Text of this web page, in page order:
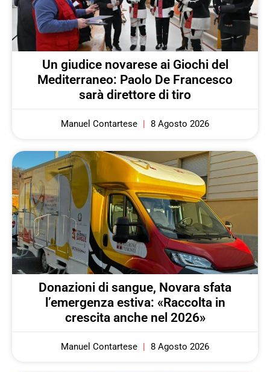
Un giudice novarese ai Giochi del
Mediterraneo: Paolo De Francesco
sarà direttore di tiro
Manuel Contartese 8 Agosto 2026
Donazioni di sangue, Novara sfata
l’emergenza estiva: «Raccolta in
crescita anche nel 2026»
Manuel Contartese 8 Agosto 2026